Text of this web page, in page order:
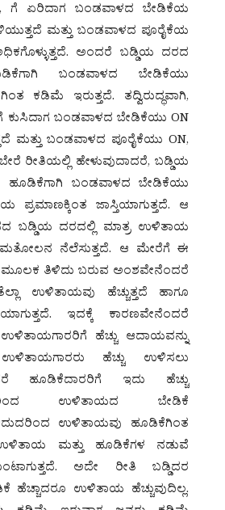
ಗೆ ಏರಿದಾಗ ಬಂಡವಾಳದ ಬೇಡಿಕೆಯ
ಮತ್ತು ಬಂಡವಾಳದ ಪೂರೈಕೆಯ
ಅಂದರೆ ಬಡ್ಡಿಯ ದರದ
ಬಂಡವಾಳದ ಬೇಡಿಕೆಯು
ಕಡಿಮೆ ಇರುತ್ತದೆ. ತದ್ವಿರುದ್ಧವಾಗಿ,
ಕುಸಿದಾಗ ಬಂಡವಾಳದ ಬೇಡಿಕೆಯು ON
ಮತ್ತು ಬಂಡವಾಳದ ಪೂರೈಕೆಯು ON,
ರೀತಿಯಲ್ಲಿ ಹೇಳುವುದಾದರೆ, ಬಡ್ಡಿಯ
ಬಂಡವಾಳದ ಬೇಡಿಕೆಯು
ಪ್ರಮಾಣಕ್ಕಿಂತ ಜಾಸ್ತಿಯಾಗುತ್ತದೆ. ಆ
ಬಡ್ಡಿಯ ದರದಲ್ಲಿ ಮಾತ್ರ ಉಳಿತಾಯ
ನೆಲೆಸುತ್ತದೆ. ಆ ಮೇರೆಗೆ ಈ
ಮೂಲಕ ತಿಳಿದು ಬರುವ ಅಂಶವೇನೆಂದರೆ
ಉಳಿತಾಯವು ಹೆಚ್ಚುತ್ತದೆ ಹಾಗೂ
ಇದಕ್ಕೆ ಕಾರಣವೇನೆಂದರೆ
ಹೆಚ್ಚು ಆದಾಯವನ್ನು
ಉಳಿತಾಯಗಾರರು ಹೆಚ್ಚು ಉಳಿಸಲು
ಹೂಡಿಕೆದಾರರಿಗೆ ಇದು ಹೆಚ್ಚು
ಉಳಿತಾಯದ ಬೇಡಿಕೆ
ಉಳಿತಾಯವು ಹೂಡಿಕೆಗಿಂತ
ಉಳಿತಾಯ ಮತ್ತು ಹೂಡಿಕೆಗಳ ನಡುವೆ
ಅದೇ ರೀತಿ ಬಡ್ಡಿದರ
ಉಳಿತಾಯ ಹೆಚ್ಚುವುದಿಲ್ಲ.